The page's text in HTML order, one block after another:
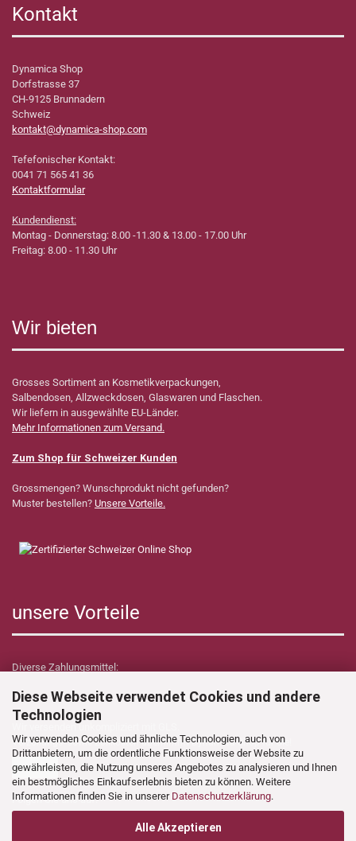
Diese Webseite verwendet Cookies und andere
Technologien
Wir verwenden Cookies und ähnliche Technologien, auch von
Drittanbietern, um die ordentliche Funktionsweise der Website zu
gewährleisten, die Nutzung unseres Angebotes zu analysieren und Ihnen
ein bestmögliches Einkaufserlebnis bieten zu können. Weitere
Informationen finden Sie in unserer Datenschutzerklärung.
Alle Akzeptieren
Kontakt
Dynamica Shop
Dorfstrasse 37
CH-9125 Brunnadern
Schweiz
kontakt@dynamica-shop.com
Tefefonischer Kontakt:
0041 71 565 41 36
Kontaktformular
Kundendienst:
Montag - Donnerstag: 8.00 -11.30 & 13.00 - 17.00 Uhr
Freitag: 8.00 - 11.30 Uhr
Wir bieten
Grosses Sortiment an Kosmetikverpackungen,
Salbendosen, Allzweckdosen, Glaswaren und Flaschen.
Wir liefern in ausgewählte EU-Länder.
Mehr Informationen zum Versand.
Zum Shop für Schweizer Kunden
Grossmengen? Wunschprodukt nicht gefunden?
Muster bestellen? Unsere Vorteile.
unsere Vorteile
Diverse Zahlungsmittel:
Wir versenden unkompliziert mit GLS.
Verzollungs- sowie Zollkosten übernimmt Dynamica Shop für Sie!
Folgen Sie uns auf: